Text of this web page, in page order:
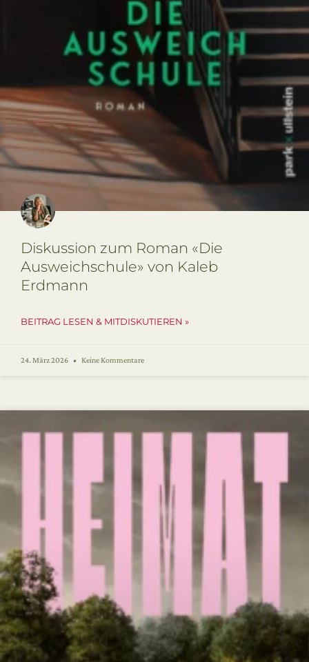
Diskussion zum Roman «Die
Ausweichschule» von Kaleb
Erdmann
BEITRAG LESEN & MITDISKUTIEREN »
24. März 2026 Keine Kommentare